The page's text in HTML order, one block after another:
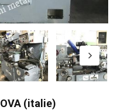
(italie)